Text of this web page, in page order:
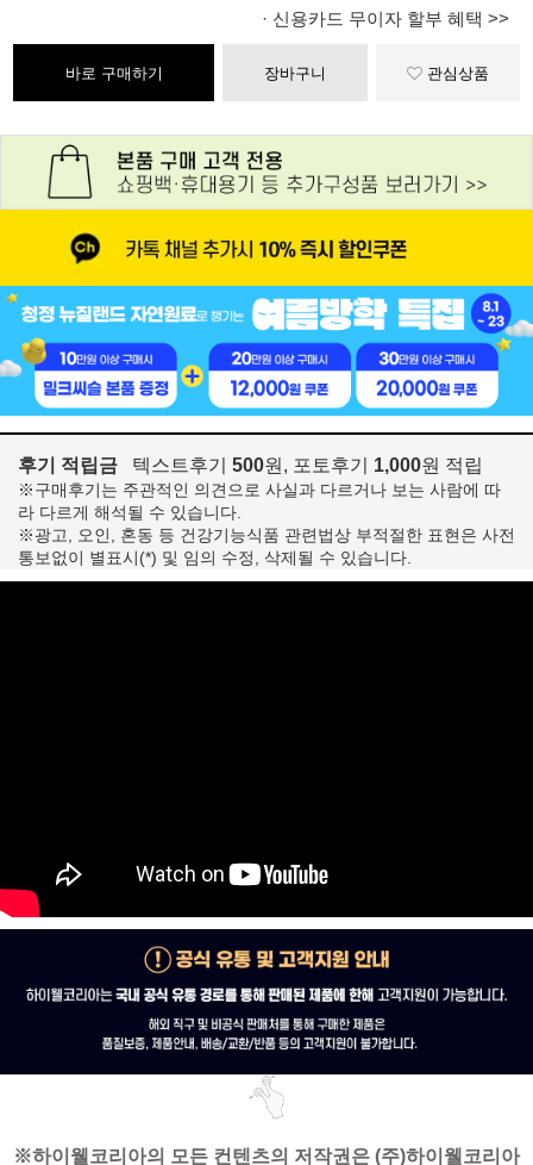
· 신용카드 무이자 할부 혜택 >>
바로 구매하기 장바구니 관심상품
후기 적립금 텍스트후기 500원, 포토후기 1,000원 적립
※구매후기는 주관적인 의견으로 사실과 다르거나 보는 사람에 따
라 다르게 해석될 수 있습니다.
※광고, 오인, 혼동 등 건강기능식품 관련법상 부적절한 표현은 사전
통보없이 별표시(*) 및 임의 수정, 삭제될 수 있습니다.
※하이웰코리아의 모든 컨텐츠의 저작권은 (주)하이웰코리아